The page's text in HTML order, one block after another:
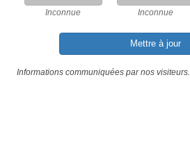
Inconnue Inconnue
Mettre à jour
Informations communiquées par nos visiteurs.